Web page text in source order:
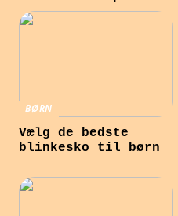
BØRN
Vælg de bedste
blinkesko til børn